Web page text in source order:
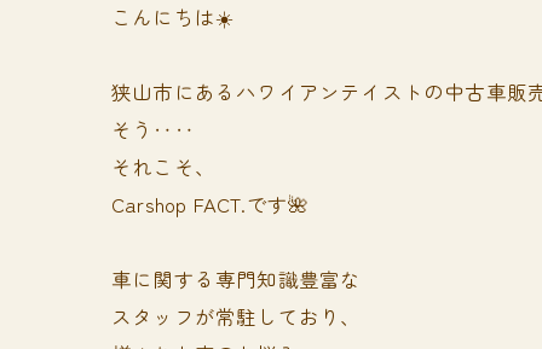
こんにちは☀️
狭山市にあるハワイアンテイストの中古車販売
そう‥‥
それこそ、
Carshop FACT.です🌺
車に関する専門知識豊富な
スタッフが常駐しており、